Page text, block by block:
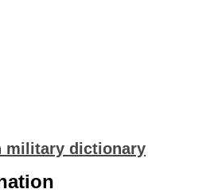
military dictionary